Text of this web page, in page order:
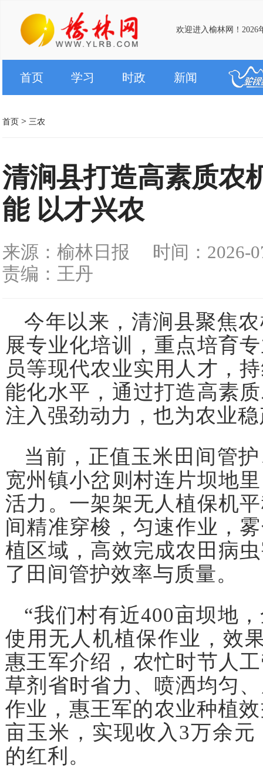
欢迎进入榆林网！2026
首页 学习 时政 新闻
首页 > 三农
清涧县打造高素质
能 以才兴农
来源：榆林日报
时间：2026-
责编：王丹
今年以来，清涧县聚焦
展专业化培训，重点培育
员等现代农业实用人才，
能化水平，通过打造高素
注入强劲动力，也为农业
当前，正值玉米田间管
宽州镇小岔则村连片坝地
活力。一架架无人植保机
间精准穿梭，匀速作业，
植区域，高效完成农田病
了田间管护效率与质量。
“我们村有近400亩坝地
使用无人机植保作业，效
惠王军介绍，农忙时节人
草剂省时省力、喷洒均匀
作业，惠王军的农业种植
亩玉米，实现收入3万余
的红利。